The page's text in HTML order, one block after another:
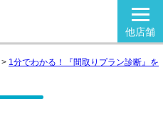
他店舗
> 1分でわかる！『間取りプラン診断』を